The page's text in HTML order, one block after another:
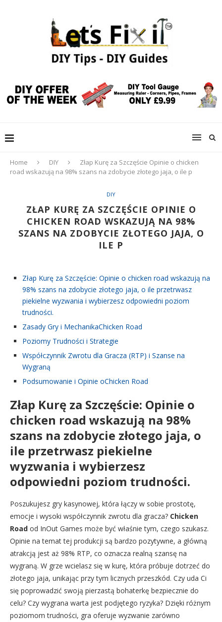
Home DIY
Złap Kurę za Szczęście Opinie o chicken
road wskazują na 98% szans na zdobycie złotego jaja, o ile p
DIY
ZŁAP KURĘ ZA SZCZĘŚCIE OPINIE O
CHICKEN ROAD WSKAZUJĄ NA 98%
SZANS NA ZDOBYCIE ZŁOTEGO JAJA, O
ILE P
Złap Kurę za Szczęście: Opinie o chicken road wskazują na
98% szans na zdobycie złotego jaja, o ile przetrwasz
piekielne wyzwania i wybierzesz odpowiedni poziom
trudności.
Zasady Gry i MechanikaChicken Road
Poziomy Trudności i Strategie
Współczynnik Zwrotu dla Gracza (RTP) i Szanse na
Wygraną
Podsumowanie i Opinie oChicken Road
Złap Kurę za Szczęście: Opinie o
chicken road wskazują na 98%
szans na zdobycie złotego jaja, o
ile przetrwasz piekielne
wyzwania i wybierzesz
odpowiedni poziom trudności.
Poszukujesz gry kasynowej, która łączy w sobie prostotę,
emocje i wysoki współczynnik zwrotu dla gracza? Chicken
Road od InOut Games może być właśnie tym, czego szukasz.
Opinie na temat tej produkcji są bardzo pozytywne, a główną
atrakcją jest aż 98% RTP, co oznacza realną szansę na
wygraną. W grze wcielasz się w kurę, która próbuje dotrzeć do
złotego jaja, unikając przy tym licznych przeszkód. Czy uda Ci
się poprowadzić swoją pierzastą bohaterkę bezpiecznie do
celu? Czy wygrana warta jest podjętego ryzyka? Dzięki różnym
poziomom trudności, gra oferuje wyzwanie zarówno